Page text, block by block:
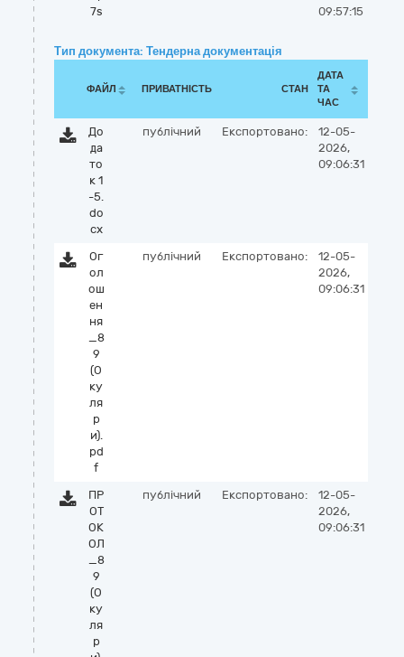
7s
09:57:15
Тип документа: Тендерна документація
ФАЙЛ ПРИВАТНІСТЬ СТАН
ДАТА
ТА
ЧАС
До
да
то
к 1
-5.
do
cx
публічний Експортовано:
12-05-
2026,
09:06:31
Ог
ол
ош
ен
ня
_8
9
(О
ку
ля
р
и).
pd
f
публічний Експортовано:
12-05-
2026,
09:06:31
ПР
ОТ
ОК
ОЛ
_8
9
(О
ку
ля
р
публічний Експортовано:
12-05-
2026,
09:06:31